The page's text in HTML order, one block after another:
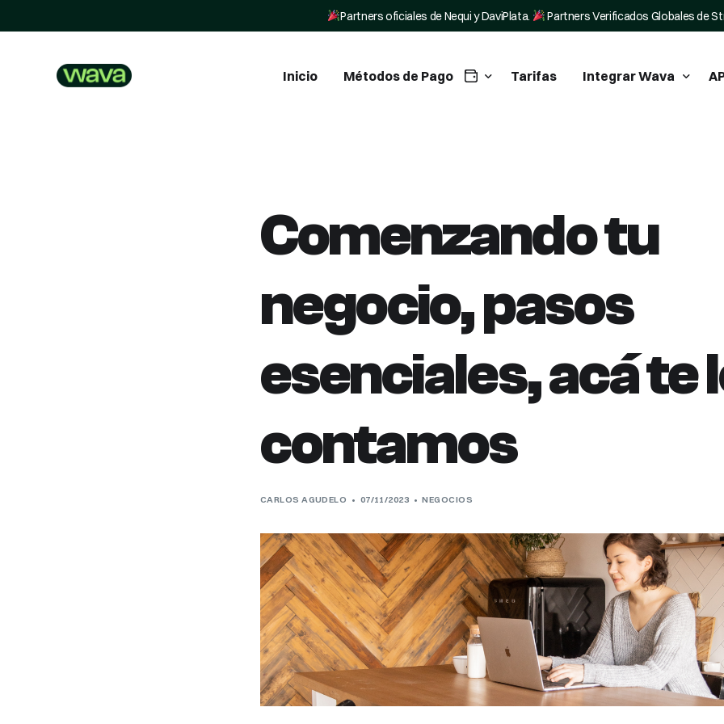
Partners oficiales de Nequi y DaviPlata. Partners Verificados Globales de
Inicio Métodos de Pago
Stripe
Tarifas Integrar Wava
Comenzando tu
negocio, pasos
esenciales, acá te
contamos
CARLOS AGUDELO 07/11/2023 NEGOCIOS